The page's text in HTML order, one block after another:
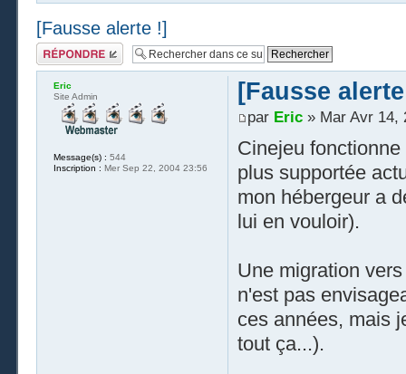
[Fausse alerte !]
Publier une
réponse
[Fausse
par Eric» Mar Avr 14,
Cinejeu
plus supportée
mon hébergeur a
lui en vouloir).
Une migration
n'est pas
ces années, mais
tout ça...).
Eric
Site Admin
Message(s) : 544
Inscription : Mer Sep 22, 2004 23:56